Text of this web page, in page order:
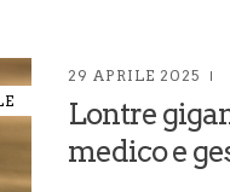
29 APRILE 2025
Lontre
medico e